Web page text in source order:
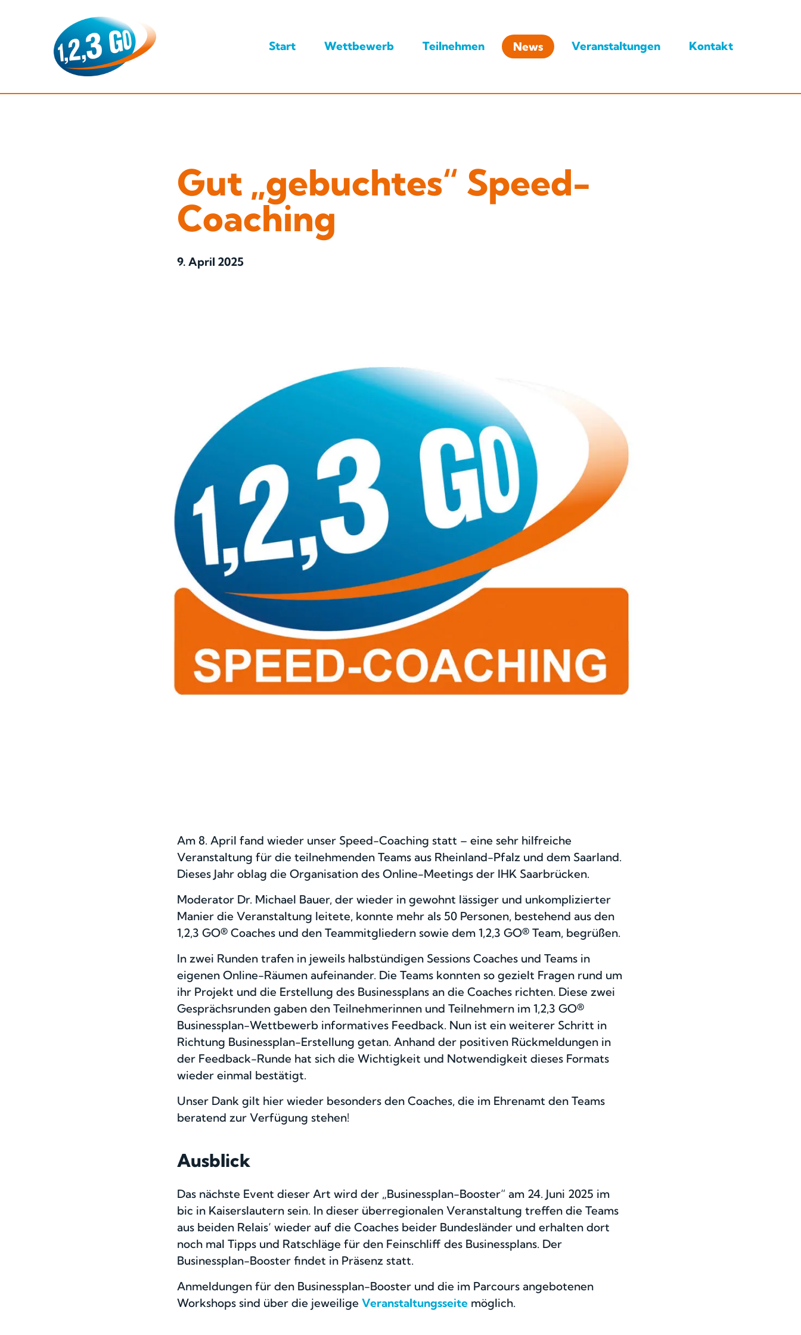
Start Wettbewerb Teilnehmen News Veranstaltungen Kontakt
Gut „gebuchtes“ Speed-
Coaching
9. April 2025
Am 8. April fand wieder unser Speed-Coaching statt – eine sehr hilfreiche
Veranstaltung für die teilnehmenden Teams aus Rheinland-Pfalz und dem Saarland.
Dieses Jahr oblag die Organisation des Online-Meetings der IHK Saarbrücken.
Moderator Dr. Michael Bauer, der wieder in gewohnt lässiger und unkomplizierter
Manier die Veranstaltung leitete, konnte mehr als 50 Personen, bestehend aus den
1,2,3 GO® Coaches und den Teammitgliedern sowie dem 1,2,3 GO® Team, begrüßen.
In zwei Runden trafen in jeweils halbstündigen Sessions Coaches und Teams in
eigenen Online-Räumen aufeinander. Die Teams konnten so gezielt Fragen rund um
ihr Projekt und die Erstellung des Businessplans an die Coaches richten. Diese zwei
Gesprächsrunden gaben den Teilnehmerinnen und Teilnehmern im 1,2,3 GO®
Businessplan-Wettbewerb informatives Feedback. Nun ist ein weiterer Schritt in
Richtung Businessplan-Erstellung getan. Anhand der positiven Rückmeldungen in
der Feedback-Runde hat sich die Wichtigkeit und Notwendigkeit dieses Formats
wieder einmal bestätigt.
Unser Dank gilt hier wieder besonders den Coaches, die im Ehrenamt den Teams
beratend zur Verfügung stehen!
Ausblick
Das nächste Event dieser Art wird der „Businessplan-Booster“ am 24. Juni 2025 im
bic in Kaiserslautern sein. In dieser überregionalen Veranstaltung treffen die Teams
aus beiden Relais‘ wieder auf die Coaches beider Bundesländer und erhalten dort
noch mal Tipps und Ratschläge für den Feinschliff des Businessplans. Der
Businessplan-Booster findet in Präsenz statt.
Anmeldungen für den Businessplan-Booster und die im Parcours angebotenen
Workshops sind über die jeweilige Veranstaltungsseite möglich.